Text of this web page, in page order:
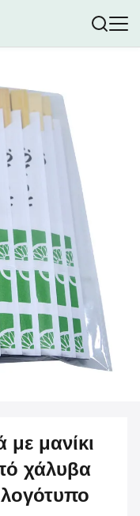
με μανίκι
χάλυβα